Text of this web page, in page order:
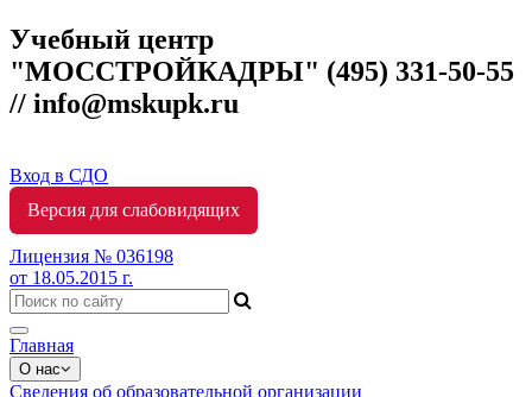
Учебный центр
"МОССТРОЙКАДРЫ" (495) 331-50-55
// info@mskupk.ru
Вход в СДО
Версия для слабовидящих
Лицензия № 036198
от 18.05.2015 г.
Toggle
navigation
Главная
О нас
Сведения об образовательной организации